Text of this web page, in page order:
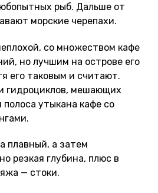
рыб. Дальше от
морские черепахи.
со множеством кафе
но лучшим на острове его
его таковым и считают.
гидроциклов, мешающих
полоса утыкана кафе со
плавный, а затем
резкая глубина, плюс в
— стоки.